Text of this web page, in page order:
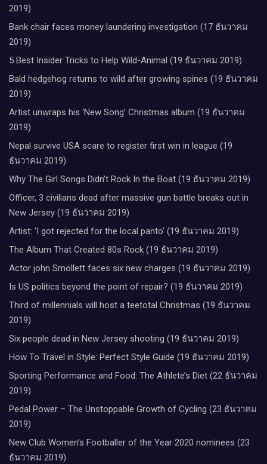
2019)
Bank chair faces money laundering investigation (17 ธันวาคม
2019)
5 Best Insider Tricks to Help Wild-Animal (19 ธันวาคม 2019)
Bald hedgehog returns to wild after growing spines (19 ธันวาคม
2019)
Artist unwraps his ‘New Song’ Christmas album (19 ธันวาคม
2019)
Nepal survive USA scare to register first win in league (19
ธันวาคม 2019)
Why The Girl Songs Didn’t Rock In the Boat (19 ธันวาคม 2019)
Officer, 3 civilians dead after massive gun battle breaks out in
New Jersey (19 ธันวาคม 2019)
Artist: ‘I got rejected for the local panto’ (19 ธันวาคม 2019)
The Album That Created 80s Rock (19 ธันวาคม 2019)
Actor john Smollett faces six new charges (19 ธันวาคม 2019)
Is US politics beyond the point of repair? (19 ธันวาคม 2019)
Third of millennials will host a teetotal Christmas (19 ธันวาคม
2019)
Six people dead in New Jersey shooting (19 ธันวาคม 2019)
How To Travel in Style: Perfect Style Guide (19 ธันวาคม 2019)
Sporting Performance and Food: The Athlete’s Diet (22 ธันวาคม
2019)
Pedal Power – The Unstoppable Growth of Cycling (23 ธันวาคม
2019)
New Club Women’s Footballer of the Year 2020 nominees (23
ธันวาคม 2019)